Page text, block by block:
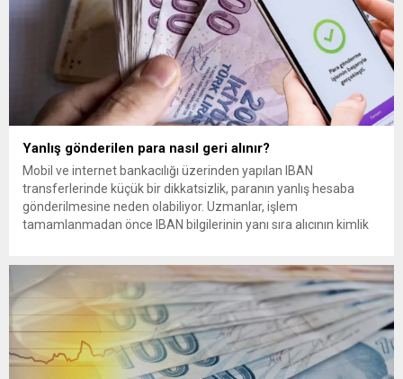
Yanlış gönderilen para nasıl geri alınır?
Mobil ve internet bankacılığı üzerinden yapılan IBAN
transferlerinde küçük bir dikkatsizlik, paranın yanlış hesaba
gönderilmesine neden olabiliyor. Uzmanlar, işlem
tamamlanmadan önce IBAN bilgilerinin yanı sıra alıcının kimlik
transferlerinde, özellikle IBAN’ın yanlış yazılması veya alıcı
bilgilerinin kontrol...